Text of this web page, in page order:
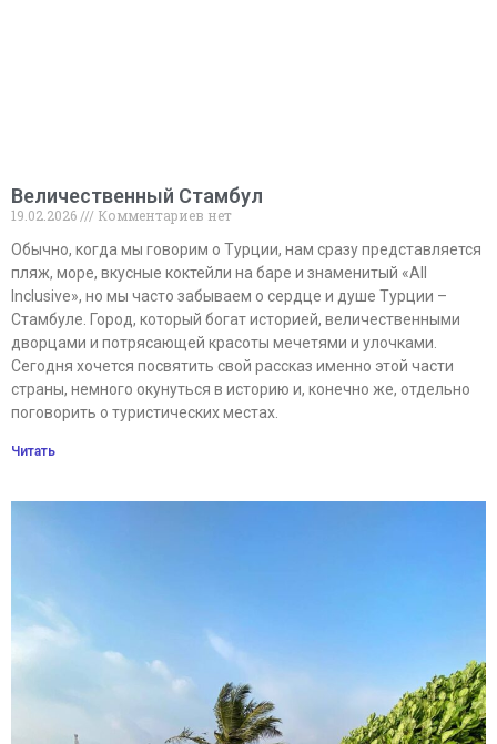
Величественный Стамбул
19.02.2026
Комментариев нет
Обычно, когда мы говорим о Турции, нам сразу представляется
пляж, море, вкусные коктейли на баре и знаменитый «All
Inclusive», но мы часто забываем о сердце и душе Турции –
Стамбуле. Город, который богат историей, величественными
дворцами и потрясающей красоты мечетями и улочками.
Сегодня хочется посвятить свой рассказ именно этой части
страны, немного окунуться в историю и, конечно же, отдельно
поговорить о туристических местах.
Читать